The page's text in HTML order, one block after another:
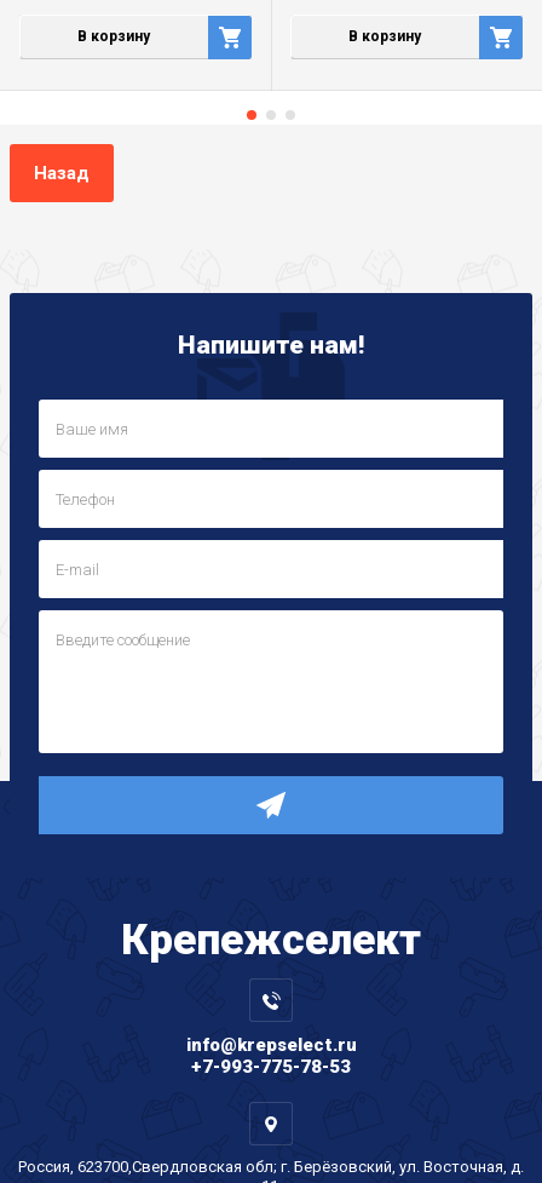
В корзину В корзину
Назад
Напишите нам!
Крепежселект
info@krepselect.ru
+7-993-775-78-53
Россия, 623700,Свердловская обл; г. Берёзовский, ул. Восточная, д.